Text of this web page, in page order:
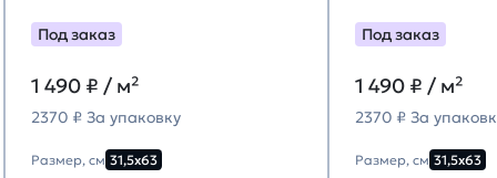
Под заказ
1 490 ₽ / м²
2370 ₽ За упаковку
Размер, см 31,5х63
Под заказ
1 490 ₽ / м²
2370 ₽ За
Размер, см 31,5х63